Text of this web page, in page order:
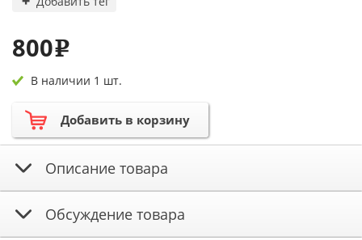
800e
В наличии 1 шт.
Добавить в корзину
Описание товара
Обсуждение товара